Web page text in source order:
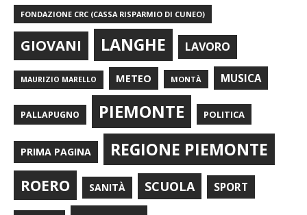
FONDAZIONE CRC (CASSA RISPARMIO DI CUNEO)
GIOVANI LANGHE LAVORO
MAURIZIO MARELLO METEO MONTÀ MUSICA
PALLAPUGNO PIEMONTE POLITICA
PRIMA PAGINA REGIONE PIEMONTE
ROERO SANITÀ SCUOLA SPORT